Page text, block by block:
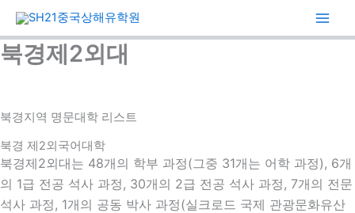
츠
뛰
기
북경제2외대
북경지역 명문대학 리스트
북경 제2외국어대학
북경제2외대는 48개의 학부 과정(그중 31개는 어학 과정), 6개
의 1급 전공 석사 과정, 30개의 2급 전공 석사 과정, 7개의 전문
석사 과정, 1개의 공동 박사 과정(실크로드 국제 관광문화유산